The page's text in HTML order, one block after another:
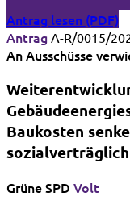
Antrag lesen (PDF)
Antrag A-R/0015/
An Ausschüsse
Baukosten
GrüneSPD Volt